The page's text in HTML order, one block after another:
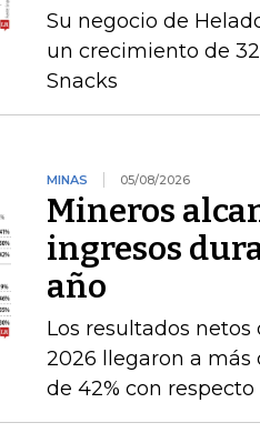
Su negocio de
un crecimiento de
Snacks
MINAS 05/08/2026
Mineros
ingresos
año
Los resultados
2026 llegaron a más
de 42% con